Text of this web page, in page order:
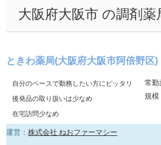
大阪府大阪市 の調剤薬
ときわ薬局(大阪府大阪市阿倍野区)
自分のペースで勤務したい方にピッタリ
後発品の取り扱いは少なめ
在宅訪問少なめ
常勤
規模
運営： 株式会社 ねおファーマシー